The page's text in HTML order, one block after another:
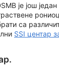
је још
са
SSI центар